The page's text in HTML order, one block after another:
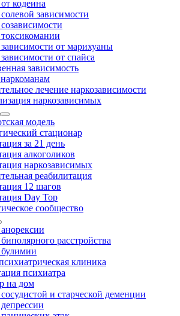
кодеина
зависимости
от марихуаны
от спайса
зависимость
лечение наркозависимости
наркозависимых
модель
стационар
за 21 день
алкоголиков
наркозависимых
реабилитация
12 шагов
Day Top
сообщество
расстройства
клиника
психиатра
на дом
и старческой деменции